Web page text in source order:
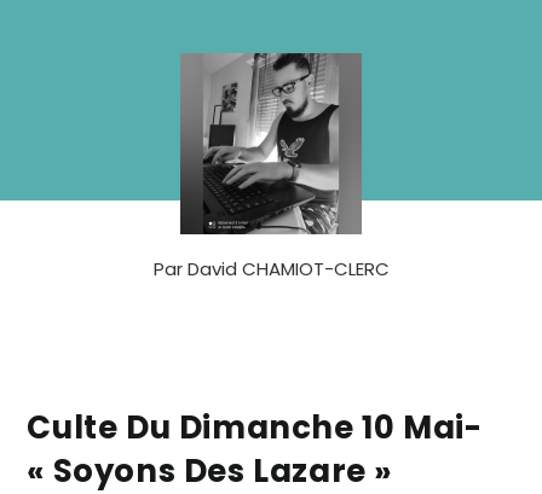
ParDavid CHAMIOT-CLERC
Culte Du Dimanche 10 Mai-
« Soyons Des Lazare »